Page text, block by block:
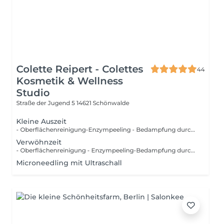
Colette Reipert - Colettes
Kosmetik & Wellness
Studio
44
Straße der Jugend 5 14621 Schönwalde
Kleine Auszeit
- Oberflächenreinigung-Enzympeeling - Bedampfung durch Vapozoon - Tiefenreinigung (Entfernung von Komedonen, Pusteln, Papeln und Milien) - Augenbrauenkorrektur mit Pinzette Massage (Gesicht, Hals, Dekollete) 20 Min - Packung/Maske - Abschlusspflege
Verwöhnzeit
- Oberflächenreinigung - Enzympeeling-Bedampfung durch Vapozoon-Tiefenreinigung (Entfernung von Komedonen, Pusteln, Papeln und Milien) - Wirkstoffkonzentrat (Ampulle einarbeiten) - Augenbrauenkorrektur mit Wachs oder Pinzette - Augenbrauen und Wimpern färben - Massage (Gesicht, Hals, Dekollete) 30 Min - Packung/Maske-Abschlusspflege
Microneedling mit Ultraschall